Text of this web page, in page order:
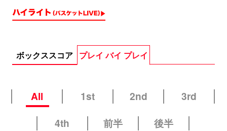
ボックススコア プレイ バイ プレイ
All 1st 2nd
3rd
4th
前半 後半